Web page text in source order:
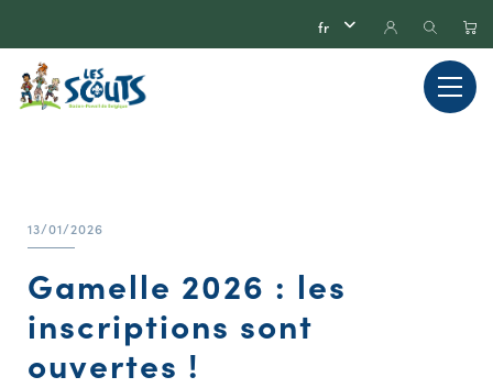
13/01/2026
Gamelle 2026 : les
inscriptions sont
ouvertes !